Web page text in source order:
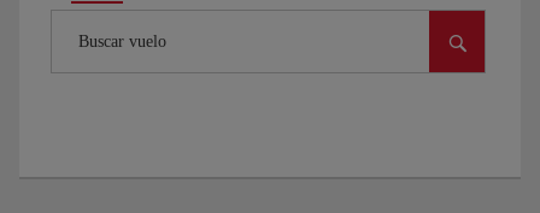
Buscar vuelo